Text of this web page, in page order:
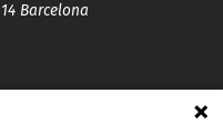
Barcelona